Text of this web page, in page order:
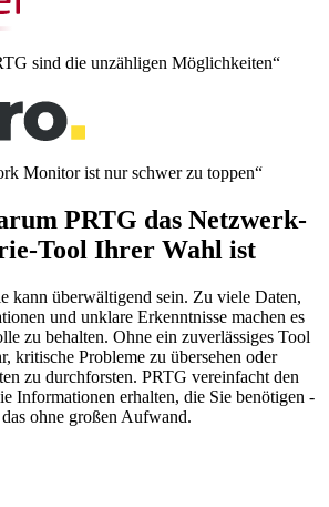
sind die unzähligen Möglichkeiten“
Monitor ist nur schwer zu toppen“
PRTG das Netzwerk-
Tool Ihrer Wahl ist
kann überwältigend sein. Zu viele Daten,
und unklare Erkenntnisse machen es
zu behalten. Ohne ein zuverlässiges Tool
kritische Probleme zu übersehen oder
zu durchforsten. PRTG vereinfacht den
Informationen erhalten, die Sie benötigen -
ohne großen Aufwand.